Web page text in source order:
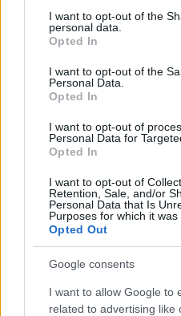
not limited to your visit or
grant or deny consent to
use your data for below
consent section.
I want to opt-out of the
personal data.
Opted In
I want to opt-out of the
Personal Data.
Opted In
I want to opt-out of
Personal Data for
Opted In
I want to opt-out of
Retention, Sale, and/or
Personal Data that Is
Purposes for which it was
Opted Out
Google consents
I want to allow Google to
related to advertising like
Τουρισμός για Ολους 2026: